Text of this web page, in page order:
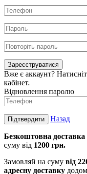
Зареєструватися
Вже є аккаунт?
кабінет.
Відновлення паролю
Підтвердити Назад
Безкоштовна доставка
суму від 1200 грн.
Замовляй на суму від
адресну доставку